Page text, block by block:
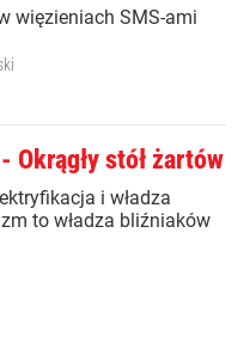
więzieniach SMS-ami
Okrągły stół żartów
i władza
to władza bliźniaków